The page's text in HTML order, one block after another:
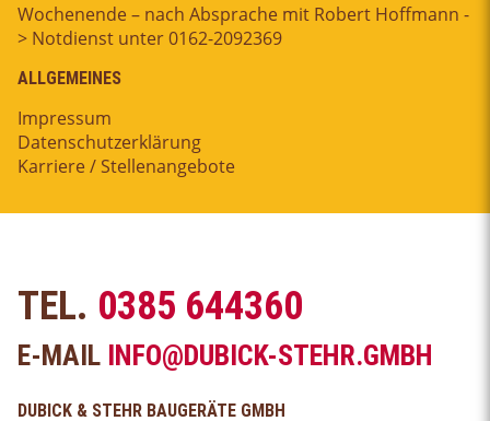
Wochenende – nach Absprache mit Robert Hoffmann -
> Notdienst unter 0162-2092369
ALLGEMEINES
Impressum
Datenschutzerklärung
Karriere / Stellenangebote
TEL. 0385 644360
E-MAIL INFO@DUBICK-STEHR.GMBH
DUBICK & STEHR BAUGERÄTE GMBH